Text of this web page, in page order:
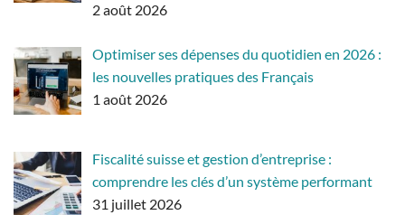
2 août 2026
Optimiser ses dépenses du quotidien en 2026 :
les nouvelles pratiques des Français
1 août 2026
Fiscalité suisse et gestion d’entreprise :
comprendre les clés d’un système performant
31 juillet 2026